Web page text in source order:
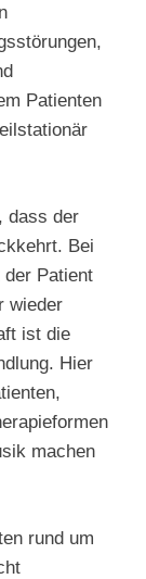
Patienten
dass der
Bei
Patient
wieder
ist die
Hier
machen
rund um